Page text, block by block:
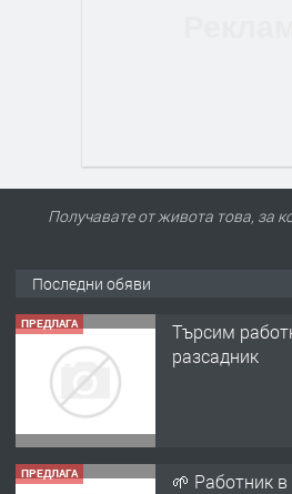
Получавате от живота това, за
Последни обяви
ПРЕДЛАГА
Търсим
разсадник
ПРЕДЛАГА 🌱 Работник